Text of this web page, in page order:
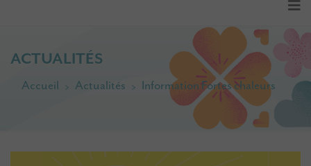
ACTUALITÉS
Accueil Actualités Information Fortes chaleurs